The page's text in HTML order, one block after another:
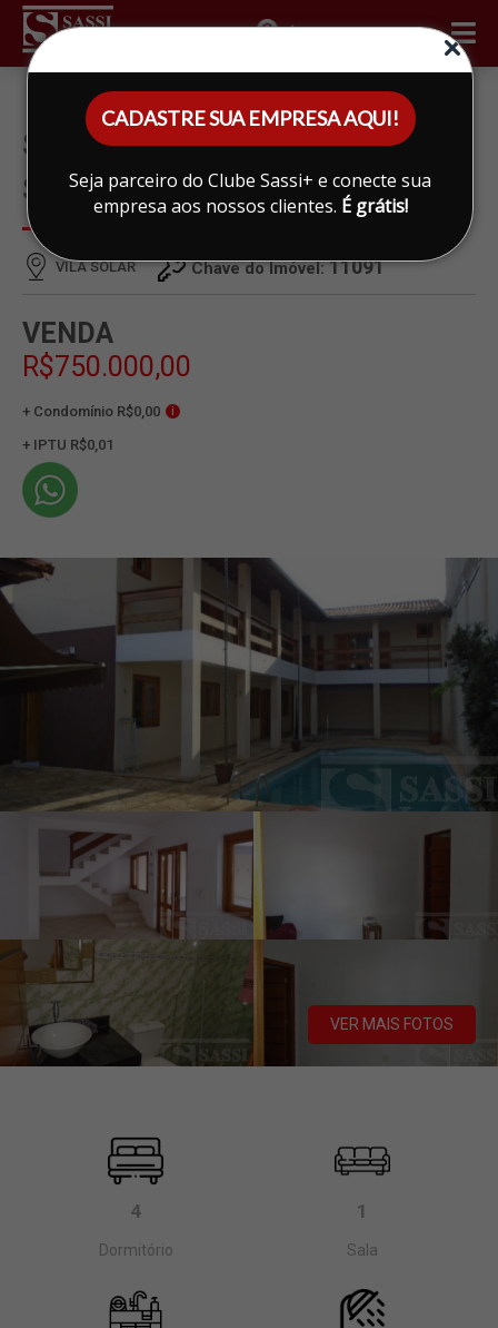
CADASTRE SUA EMPRESA AQUI!
Seja parceiro do Clube Sassi+ e conecte sua
empresa aos nossos clientes. É grátis!
ÁREA DO CLIENTE
SOBRADO À VENDA EM VILA
SOLAR, LIMEIRA
VILA SOLAR Chave do Imóvel:11091
VENDA
R$750.000,00
+ Condomínio R$0,00 i
+ IPTU R$0,01
VER MAIS FOTOS
4
Dormitório
1
Sala